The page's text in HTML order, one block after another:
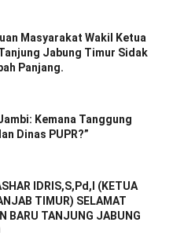
Masyarakat Wakil Ketua
Jabung Timur Sidak
Panjang.
Kemana Tanggung
Dinas PUPR?”
IDRIS,S,Pd,I (KETUA
TIMUR) SELAMAT
BARU TANJUNG JABUNG